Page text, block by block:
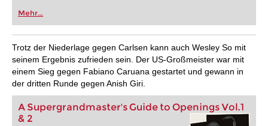
Mehr...
Trotz der Niederlage gegen Carlsen kann auch Wesley So mit
seinem Ergebnis zufrieden sein. Der US-Großmeister war mit
einem Sieg gegen Fabiano Caruana gestartet und gewann in
der dritten Runde gegen Anish Giri.
A Supergrandmaster's Guide to Openings Vol.1
& 2